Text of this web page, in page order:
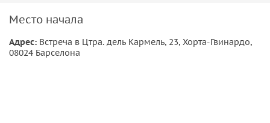
Саламандры, разноцветные чешуйки которой мерцают,
как драгоценный камень на солнце. Войдете в
Гипостильный зал
Место начала
Адрес: Встреча в Цтра. дель Кармель, 23, Хорта-Гвинардо,
08024 Барселона